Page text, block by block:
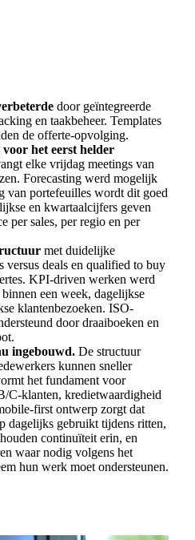
door geïntegreerde
en taakbeheer. Templates
de offerte-opvolging.
het eerst helder
elke vrijdag meetings van
Forecasting werd mogelijk
van portefeuilles wordt dit goed
en kwartaalcijfers geven
per sales, per regio en per
met duidelijke
versus deals en qualified to buy
KPI-driven werken werd
een week, dagelijkse
klantenbezoeken. ISO-
door draaiboeken en
ingebouwd. De structuur
kunnen sneller
het fundament voor
C-klanten, kredietwaardigheid
first ontwerp zorgt dat
dagelijks gebruikt tijdens ritten,
continuïteit erin, en
waar nodig volgens het
hun werk moet ondersteunen.